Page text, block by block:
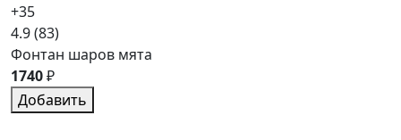
+35
4.9(83)
Фонтан шаров мята
1740₽
Добавить